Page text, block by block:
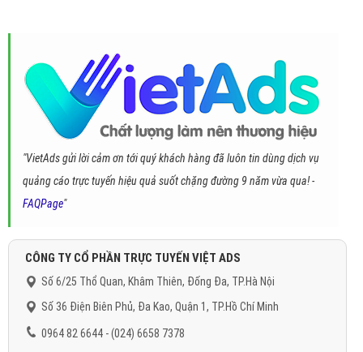
"VietAds gửi lời cảm ơn tới quý khách hàng đã luôn tin dùng dịch vụ
quảng cáo trực tuyến hiệu quả suốt chặng đường 9 năm vừa qua! -
FAQPage"
CÔNG TY CỔ PHẦN TRỰC TUYẾN VIỆT ADS
Số 6/25 Thổ Quan, Khâm Thiên, Đống Đa, TP.Hà Nội
Số 36 Điện Biên Phủ, Đa Kao, Quận 1, TP.Hồ Chí Minh
0964 82 6644 - (024) 6658 7378